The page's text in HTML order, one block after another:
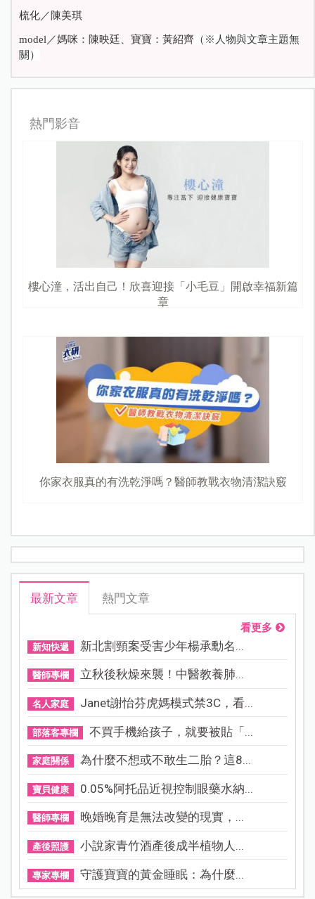
梳化／陳美琪
model ／媽咪：陳映廷、寶寶：黃紹齊 （ ※人物與文章主題無
關）
熱門影音
樓心潼，活出自己！欣喜迎接「小毛豆」開啟幸福新篇
章
你家衣服真的有洗乾淨嗎？醫師教戰衣物清潔訣竅
最新文章 熱門文章
看更多
新知快遞 新北割頸案受害少年楊承勳名...
醫師專欄 立秋後秋燥來襲！中醫教養肺...
名人家庭 Janet謝怡芬虎媽模式禁3C，看...
部落客專欄 不買手機給孩子，就要被貼「...
家庭關係 為什麼不想或不敢生二胎？這8...
寶貝健康 0.05%阿托品近視控制眼藥水納...
醫師專欄 晚婚晚育是無法改變的現實，...
產後照護 小說家青竹酒產後成半植物人...
專家專欄 守護寶寶的黃金睡眠：為什麼...